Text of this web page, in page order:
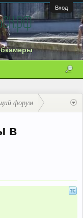
Вход
форум
в